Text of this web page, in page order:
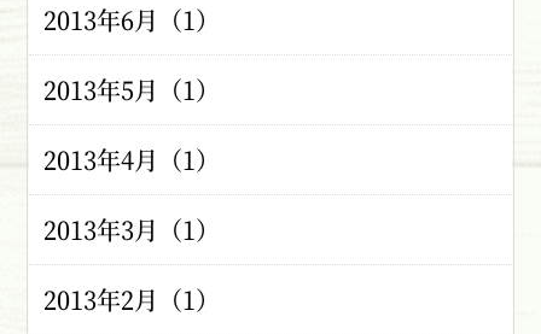
2013年6月（1）
2013年5月（1）
2013年4月（1）
2013年3月（1）
2013年2月（1）